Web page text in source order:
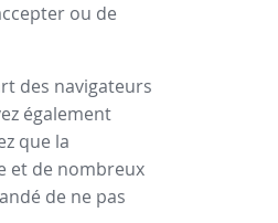
ou de
des navigateurs
également
que la
et de nombreux
de ne pas